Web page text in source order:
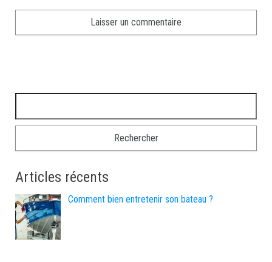
Articles récents
Comment bien entretenir son bateau ?